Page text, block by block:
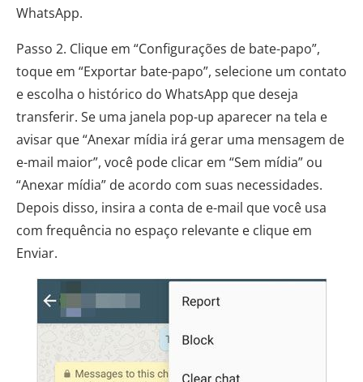
WhatsApp.
Passo 2. Clique em “Configurações de bate-papo”,
toque em “Exportar bate-papo”, selecione um contato
e escolha o histórico do WhatsApp que deseja
transferir. Se uma janela pop-up aparecer na tela e
avisar que “Anexar mídia irá gerar uma mensagem de
e-mail maior”, você pode clicar em “Sem mídia” ou
“Anexar mídia” de acordo com suas necessidades.
Depois disso, insira a conta de e-mail que você usa
com frequência no espaço relevante e clique em
Enviar.